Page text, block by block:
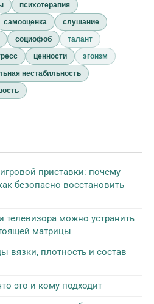
психотерапия
самооценка
слушание
социофоб
талант
ценности
эгоизм
нестабильность
приставки: почему
безопасно восстановить
телевизора можно устранить
матрицы
вязки, плотность и состав
это и кому подходит